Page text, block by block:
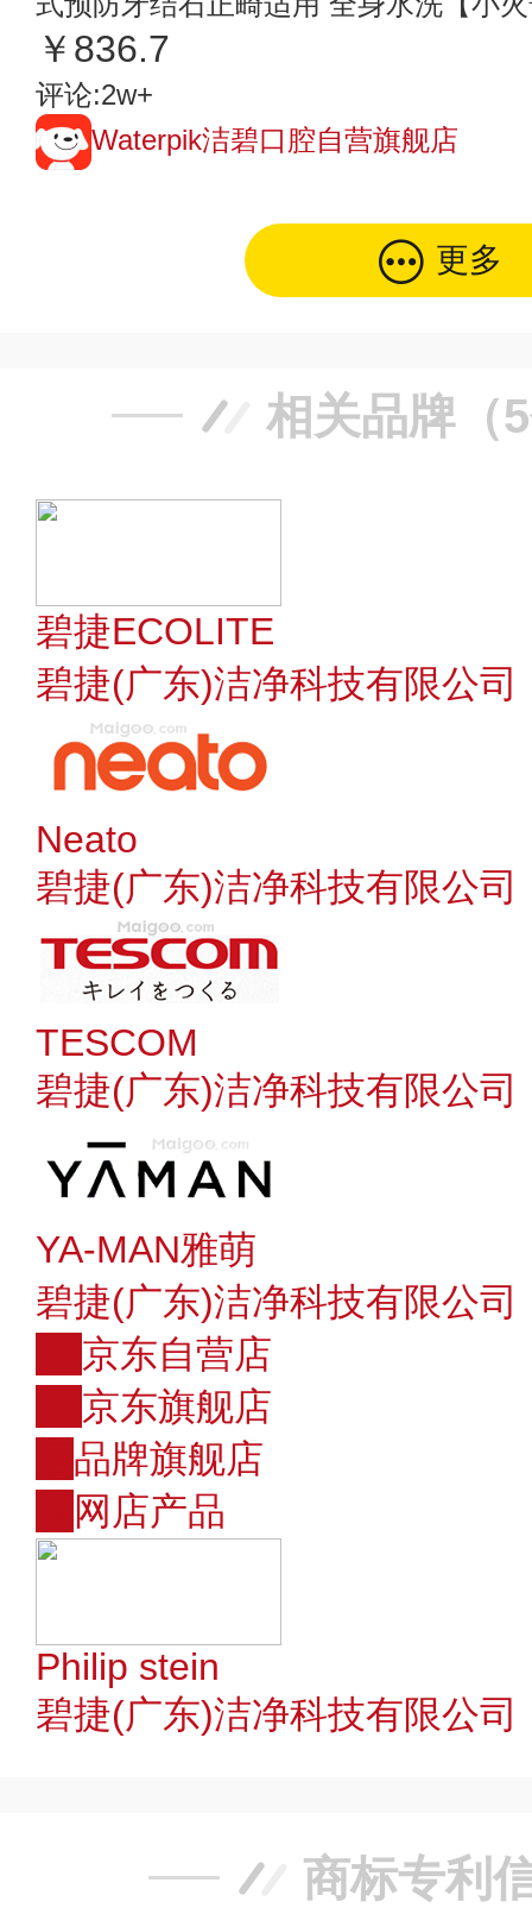
￥836.7
评论:2w+
Waterpik洁碧口腔自营旗舰店
更多
相关品牌（
碧捷ECOLITE
碧捷(广东)洁净科技有限公司
Neato
碧捷(广东)洁净科技有限公司
TESCOM
碧捷(广东)洁净科技有限公司
YA-MAN雅萌
碧捷(广东)洁净科技有限公司
京东自营店
京东旗舰店
品牌旗舰店
网店产品
Philip stein
碧捷(广东)洁净科技有限公司
商标专利